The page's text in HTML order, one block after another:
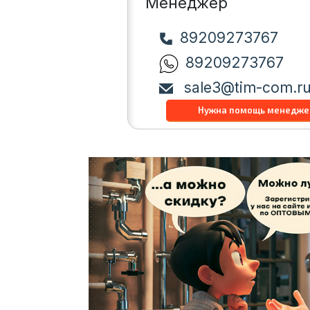
89209273767
89209273767
sale3@tim-